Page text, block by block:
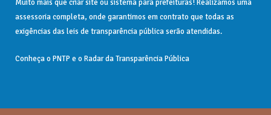
Muito mais que criar site ousistema para prefeituras! Realizamos uma
assessoriacompleta, onde garantimos em contrato que todas as
exigências das leis de transparência públicaserão atendidas.
Conheça o PNTP e o Radar da Transparência Pública